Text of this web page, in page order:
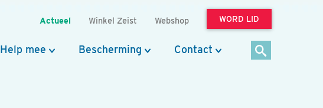
Actueel Winkel Zeist Webshop WORD LID
Help mee Bescherming Contact